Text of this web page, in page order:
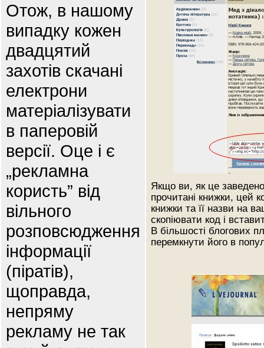
Отож, в нашому
випадку кожен
двадцятий
захотів скачані
електрони
матеріалізувати
в паперовій
версії. Оце і є
„рекламна
користь” від
вільного
розповсюдження
інформації
(піратів),
щоправда,
непряму
рекламу не так
Якщо ви, як це заведено
прочитані книжки, цей
книжки та її назви на
скопіювати код і
В більшості блогових
перемкнути його в